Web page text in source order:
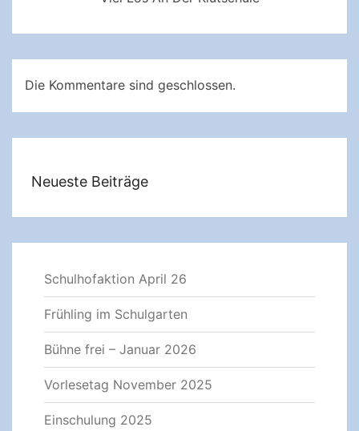
Die Kommentare sind geschlossen.
Neueste Beiträge
Schulhofaktion April 26
Frühling im Schulgarten
Bühne frei – Januar 2026
Vorlesetag November 2025
Einschulung 2025